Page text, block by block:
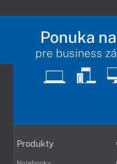
Ponuka
pre business
Produkty